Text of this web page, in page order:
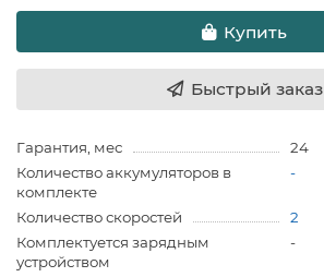
Купить
Быстрый заказ
Гарантия, мес
24
Количество аккумуляторов в
комплекте
-
Количество скоростей
2
Комплектуется зарядным
устройством
-